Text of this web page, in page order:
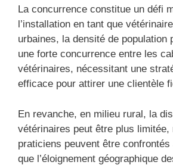
La concurrence constitue un défi
l’installation en tant que
urbaines, la densité de population
une forte concurrence entre les
vétérinaires, nécessitant une
efficace pour attirer une clientèle
En revanche, en milieu rural, la
vétérinaires peut être plus limitée,
praticiens peuvent être
que l’éloignement géographique